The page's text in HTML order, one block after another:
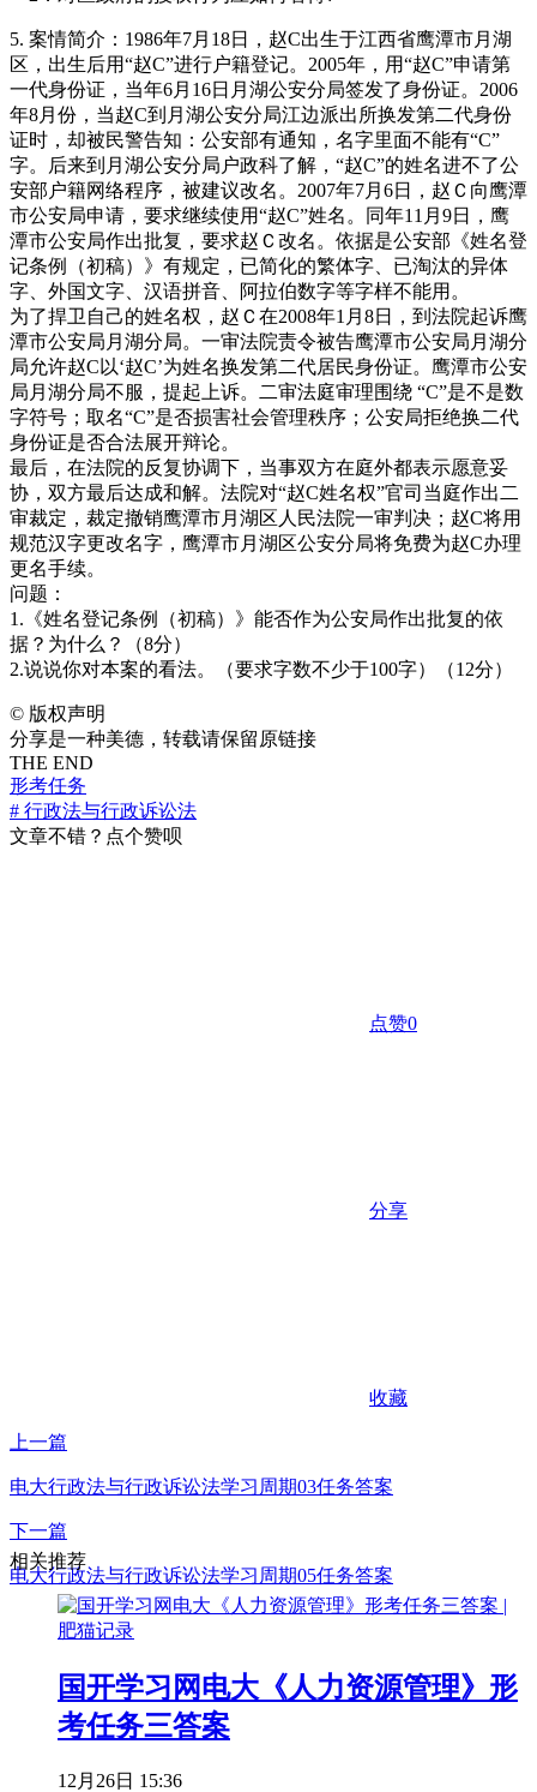
5. 案情简介：1986年7月18日，赵C出生于江西省鹰潭市月湖
区，出生后用“赵C”进行户籍登记。2005年，用“赵C”申请第
一代身份证，当年6月16日月湖公安分局签发了身份证。2006
年8月份，当赵C到月湖公安分局江边派出所换发第二代身份
证时，却被民警告知：公安部有通知，名字里面不能有“C”
字。后来到月湖公安分局户政科了解，“赵C”的姓名进不了公
安部户籍网络程序，被建议改名。2007年7月6日，赵Ｃ向鹰潭
市公安局申请，要求继续使用“赵C”姓名。同年11月9日，鹰
潭市公安局作出批复，要求赵Ｃ改名。依据是公安部《姓名登
记条例（初稿）》有规定，已简化的繁体字、已淘汰的异体
字、外国文字、汉语拼音、阿拉伯数字等字样不能用。
为了捍卫自己的姓名权，赵Ｃ在2008年1月8日，到法院起诉鹰
潭市公安局月湖分局。一审法院责令被告鹰潭市公安局月湖分
局允许赵C以‘赵C’为姓名换发第二代居民身份证。鹰潭市公安
局月湖分局不服，提起上诉。二审法庭审理围绕 “C”是不是数
字符号；取名“C”是否损害社会管理秩序；公安局拒绝换二代
身份证是否合法展开辩论。
最后，在法院的反复协调下，当事双方在庭外都表示愿意妥
协，双方最后达成和解。法院对“赵C姓名权”官司当庭作出二
审裁定，裁定撤销鹰潭市月湖区人民法院一审判决；赵C将用
规范汉字更改名字，鹰潭市月湖区公安分局将免费为赵C办理
更名手续。
问题：
1.《姓名登记条例（初稿）》能否作为公安局作出批复的依
据？为什么？（8分）
2.说说你对本案的看法。（要求字数不少于100字）（12分）
© 版权声明
分享是一种美德，转载请保留原链接
THE END
形考任务
# 行政法与行政诉讼法
文章不错？点个赞呗
点赞0
分享
收藏
上一篇
电大行政法与行政诉讼法学习周期03任务答案
下一篇
电大行政法与行政诉讼法学习周期05任务答案
相关推荐
国开学习网电大《人力资源管理》形
考任务三答案
12月26日 15:36